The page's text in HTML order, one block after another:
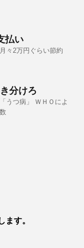
払い
々2万円ぐらい節約
分けろ
うつ病」 ＷＨＯによ
ます。